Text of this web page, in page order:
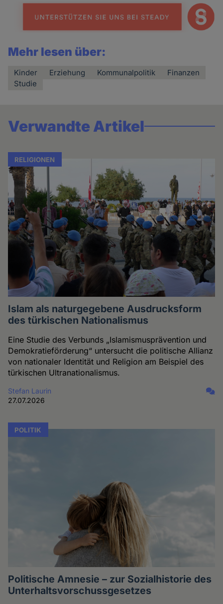
Mehr lesen über:
Kinder Erziehung Kommunalpolitik
Finanzen
Studie
Verwandte Artikel
RELIGIONEN
Islam als naturgegebene Ausdrucksform
des türkischen Nationalismus
Eine Studie des Verbunds „Islamismusprävention und
Demokratieförderung“ untersucht die politische Allianz
von nationaler Identität und Religion am Beispiel des
türkischen Ultranationalismus.
Stefan Laurin
27.07.2026
POLITIK
Politische Amnesie – zur Sozialhistorie des
Unterhaltsvorschussgesetzes